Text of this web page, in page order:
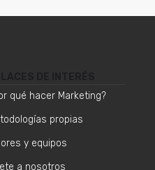
qué hacer Marketing?
propias
y equipos
a nosotros